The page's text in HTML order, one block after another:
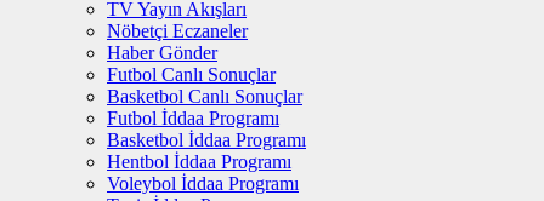
TV Yayın Akışları
Nöbetçi Eczaneler
Haber Gönder
Futbol Canlı Sonuçlar
Basketbol Canlı Sonuçlar
Futbol İddaa Programı
Basketbol İddaa Programı
Hentbol İddaa Programı
Voleybol İddaa Programı